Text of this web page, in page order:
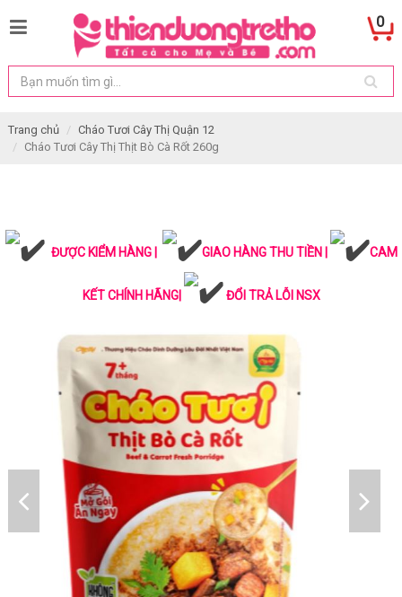
0
Trang chủ
Cháo Tươi Cây Thị Quận 12
Cháo Tươi Cây Thị Thịt Bò Cà Rốt 260g
ĐƯỢC KIỂM HÀNG | GIAO HÀNG THU TIỀN | CAM
KẾT CHÍNH HÃNG| ĐỔI TRẢ LỖI NSX